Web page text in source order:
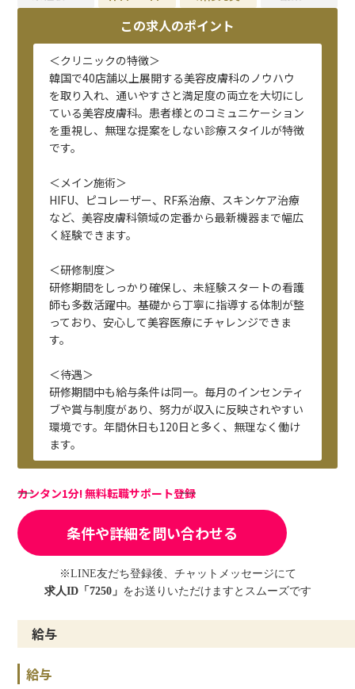
この求人のポイント
＜クリニックの特徴＞
韓国で40店舗以上展開する美容皮膚科のノウハウ
を取り入れ、通いやすさと満足度の両立を大切にし
ている美容皮膚科。患者様とのコミュニケーション
を重視し、無理な提案をしない診療スタイルが特徴
です。
＜メイン施術＞
HIFU、ピコレーザー、RF系治療、スキンケア治療
など、美容皮膚科領域の定番から最新機器まで幅広
く経験できます。
＜研修制度＞
研修期間をしっかり確保し、未経験スタートの看護
師も多数活躍中。基礎から丁寧に指導する体制が整
っており、安心して美容医療にチャレンジできま
す。
＜待遇＞
研修期間中も給与条件は同一。毎月のインセンティ
ブや賞与制度があり、努力が収入に反映されやすい
環境です。年間休日も120日と多く、無理なく働け
ます。
カンタン1分! 無料転職サポート登録
条件や詳細を問い合わせる
※LINE友だち登録後、チャットメッセージにて
求人ID「7250」 をお送りいただけますとスムーズです
給与
給与